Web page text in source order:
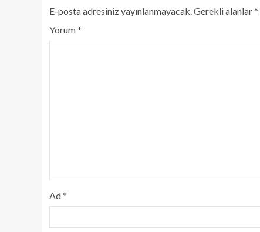
E-posta adresiniz yayınlanmayacak. Gerekli alanlar*
Yorum*
Ad*